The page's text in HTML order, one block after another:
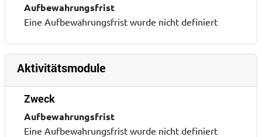
Aufbewahrungsfrist
Eine Aufbewahrungsfrist wurde nicht definiert
Aktivitätsmodule
Zweck
Aufbewahrungsfrist
Eine Aufbewahrungsfrist wurde nicht definiert